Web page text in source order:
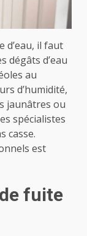
d’eau, il faut
dégâts d’eau
au
d’humidité,
jaunâtres ou
spécialistes
casse.
est
fuite